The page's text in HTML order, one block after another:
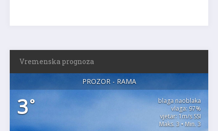
Vremenska prognoza
PROZOR - RAMA
3°
blaga naoblaka
vlaga: 97%
vjetar: 1m/s SSI
Maks. 3 • Min. 3